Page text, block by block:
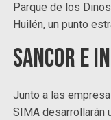
Parque de los
Huilén, un punto
Sancor e
Junto a las
SIMA desarrollarán